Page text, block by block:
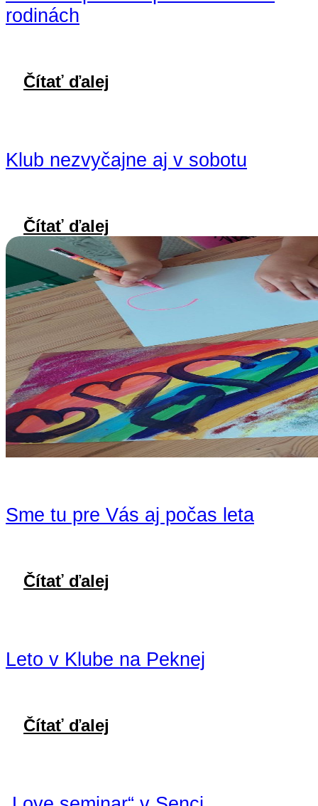
rodinách
Čítať ďalej
Klub nezvyčajne aj v sobotu
Čítať ďalej
Sme tu pre Vás aj počas leta
Čítať ďalej
Leto v Klube na Peknej
Čítať ďalej